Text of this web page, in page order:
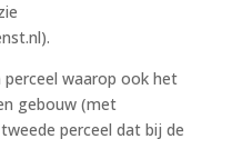
waarop ook het
gebouw (met
perceel dat bij de